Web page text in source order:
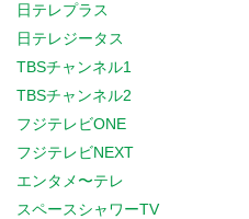
日テレプラス
日テレジータス
TBSチャンネル1
TBSチャンネル2
フジテレビONE
フジテレビNEXT
エンタメ〜テレ
スペースシャワーTV